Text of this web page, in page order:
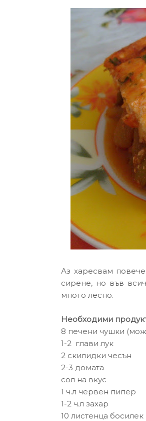
Аз харесвам
сирене, но във
много лесно.
Необходими
8 печени чушки
1-2 глави лук
2 скилидки чесън
2-3 домата
сол на вкус
1 ч.л червен пипер
1-2 ч.л захар
10 листенца босилек